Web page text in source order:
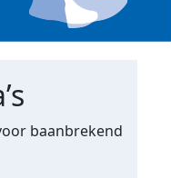
baanbrekend